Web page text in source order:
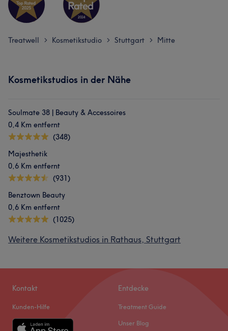
Treatwell > Kosmetikstudio > Stuttgart > Mitte
Kosmetikstudios in der Nähe
Soulmate 38 | Beauty & Accessoires
0,4 Km entfernt
(348)
Majesthetik
0,6 Km entfernt
(931)
Benztown Beauty
0,6 Km entfernt
(1025)
Weitere Kosmetikstudios in Rathaus, Stuttgart
Kontakt
Kunden-Hilfe
Entdecke
Treatment Guide
Unser Blog